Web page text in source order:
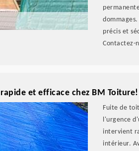
précis et
Contactez-
et efficace chez BM Toiture!
Fuite de
l'urgence
intervient
intérieur.